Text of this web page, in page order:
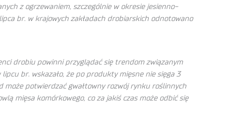
z ogrzewaniem, szczególnie w okresie jesienno-
br. w krajowych zakładach drobiarskich odnotowano
drobiu powinni przyglądać się trendom związanym
br. wskazało, że po produkty mięsne nie sięga 3
może potwierdzać gwałtowny rozwój rynku roślinnych
mięsa komórkowego, co za jakiś czas może odbić się